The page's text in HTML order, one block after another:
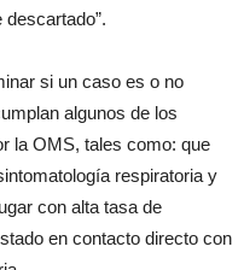
si un caso es o no
algunos de los
la OMS, tales como: que
respiratoria y
con alta tasa de
en contacto directo con